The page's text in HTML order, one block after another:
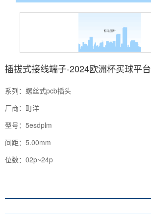
插拔式接线端子-2024欧洲杯买球平台
系列：螺丝式pcb插头
厂商：町洋
型号：5esdplm
间距：5.00mm
位数：02p~24p